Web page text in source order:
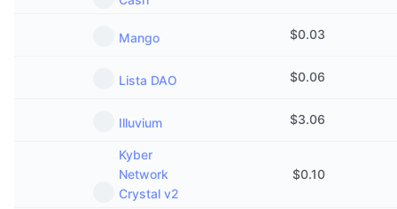
Mango $0.03
Lista DAO $0.06
Illuvium $3.06
Kyber
Network
Crystal v2
$0.10